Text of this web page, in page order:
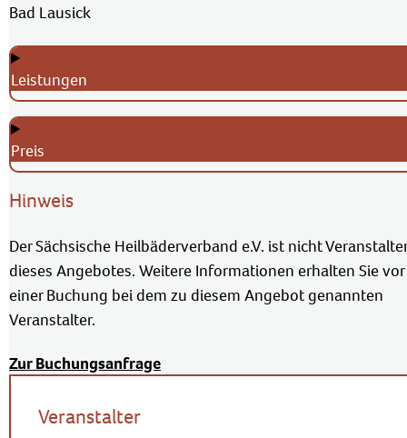
Bad Lausick
Leistungen
Preis
Hinweis
Der Sächsische Heilbäderverband e.V. ist nicht Veranstalter
dieses Angebotes. Weitere Informationen erhalten Sie vor
einer Buchung bei dem zu diesem Angebot genannten
Veranstalter.
Zur Buchungsanfrage
Veranstalter